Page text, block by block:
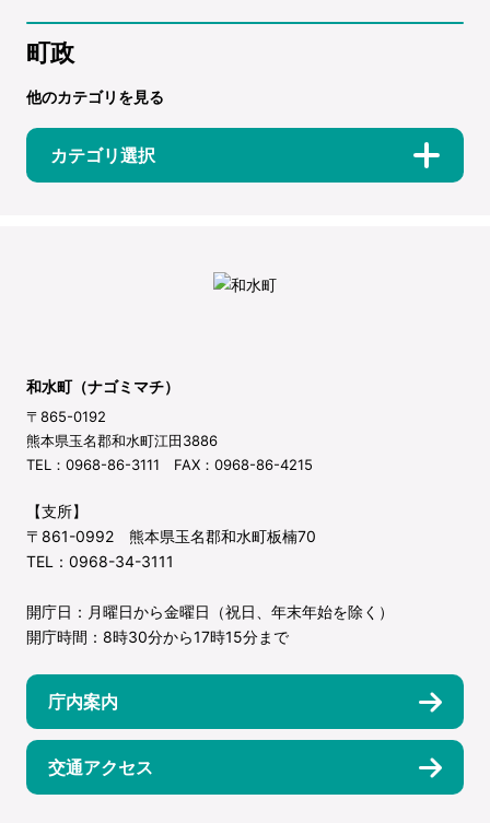
町政
他のカテゴリを見る
カテゴリ選択
和水町（ナゴミマチ）
〒865-0192
熊本県玉名郡和水町江田3886
TEL：0968-86-3111 FAX：0968-86-4215
【支所】
〒861-0992 熊本県玉名郡和水町板楠70
TEL：0968-34-3111
開庁日：月曜日から金曜日（祝日、年末年始を除く）
開庁時間：8時30分から17時15分まで
庁内案内
交通アクセス